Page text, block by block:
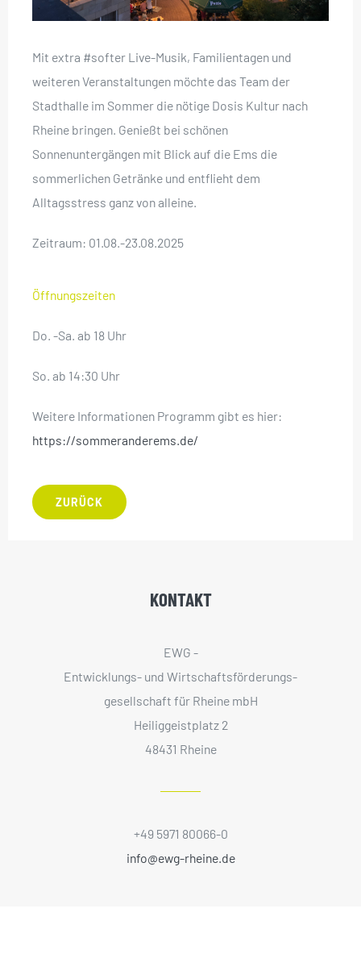
Mit extra #softer Live-Musik, Familientagen und
weiteren Veranstaltungen möchte das Team der
Stadthalle im Sommer die nötige Dosis Kultur nach
Rheine bringen. Genießt bei schönen
Sonnenuntergängen mit Blick auf die Ems die
sommerlichen Getränke und entflieht dem
Alltagsstress ganz von alleine.
Zeitraum: 01.08.-23.08.2025
Öffnungszeiten
Do. -Sa. ab 18 Uhr
So. ab 14:30 Uhr
Weitere Informationen Programm gibt es hier:
https://sommeranderems.de/
ZURÜCK
KONTAKT
EWG -
Entwicklungs- und Wirtschaftsförderungs­
gesellschaft für Rheine mbH
Heiliggeistplatz 2
48431 Rheine
+49 5971 80066-0
info@ewg-rheine.de